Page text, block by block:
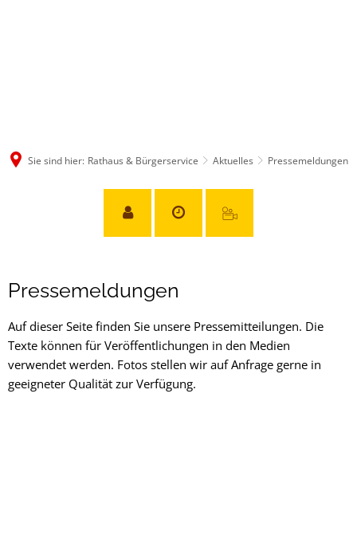
Sie sind hier: Rathaus & Bürgerservice Aktuelles Pressemeldungen
Pressemeldungen
Pressemeldungen
Auf dieser Seite finden Sie unsere Pressemitteilungen. Die
Texte können für Veröffentlichungen in den Medien
verwendet werden. Fotos stellen wir auf Anfrage gerne in
geeigneter Qualität zur Verfügung.